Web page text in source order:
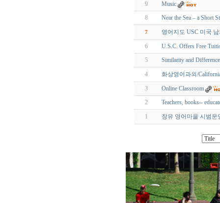
9
Music
8
Near the Sea – a Short
7 영어지도 USC 미국
6
U.S.C. Offers Free
5
Similarity and Difference
4 화상영어과외/
3
Online Classroom
2
Teachers, books--
1 장유 영어마을 시범운